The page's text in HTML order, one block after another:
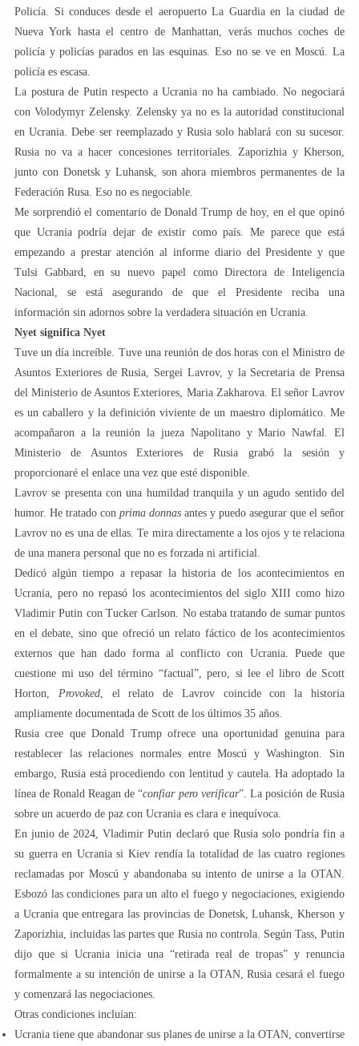
Policía. Si conduces desde el aeropuerto La Guardia en la ciudad de
Nueva York hasta el centro de Manhattan, verás muchos coches de
policía y policías parados en las esquinas. Eso no se ve en Moscú. La
policía es escasa.
La postura de Putin respecto a Ucrania no ha cambiado. No negociará
con Volodymyr Zelensky. Zelensky ya no es la autoridad constitucional
en Ucrania. Debe ser reemplazado y Rusia solo hablará con su sucesor.
Rusia no va a hacer concesiones territoriales. Zaporizhia y Kherson,
junto con Donetsk y Luhansk, son ahora miembros permanentes de la
Federación Rusa. Eso no es negociable.
Me sorprendió el comentario de Donald Trump de hoy, en el que opinó
que Ucrania podría dejar de existir como país. Me parece que está
empezando a prestar atención al informe diario del Presidente y que
Tulsi Gabbard, en su nuevo papel como Directora de Inteligencia
Nacional, se está asegurando de que el Presidente reciba una
información sin adornos sobre la verdadera situación en Ucrania.
Nyet significa Nyet
Tuve un día increíble. Tuve una reunión de dos horas con el Ministro de
Asuntos Exteriores de Rusia, Sergei Lavrov, y la Secretaria de Prensa
del Ministerio de Asuntos Exteriores, Maria Zakharova. El señor Lavrov
es un caballero y la definición viviente de un maestro diplomático. Me
acompañaron a la reunión la jueza Napolitano y Mario Nawfal. El
Ministerio de Asuntos Exteriores de Rusia grabó la sesión y
proporcionaré el enlace una vez que esté disponible.
Lavrov se presenta con una humildad tranquila y un agudo sentido del
humor. He tratado con prima donnas antes y puedo asegurar que el señor
Lavrov no es una de ellas. Te mira directamente a los ojos y te relaciona
de una manera personal que no es forzada ni artificial.
Dedicó algún tiempo a repasar la historia de los acontecimientos en
Ucrania, pero no repasó los acontecimientos del siglo XIII como hizo
Vladimir Putin con Tucker Carlson. No estaba tratando de sumar puntos
en el debate, sino que ofreció un relato fáctico de los acontecimientos
externos que han dado forma al conflicto con Ucrania. Puede que
cuestione mi uso del término “factual”, pero, si lee el libro de Scott
Horton, Provoked, el relato de Lavrov coincide con la historia
ampliamente documentada de Scott de los últimos 35 años.
Rusia cree que Donald Trump ofrece una oportunidad genuina para
restablecer las relaciones normales entre Moscú y Washington. Sin
embargo, Rusia está procediendo con lentitud y cautela. Ha adoptado la
línea de Ronald Reagan de “confiarpero verificar”. La posición de Rusia
sobre un acuerdo de paz con Ucrania es clara e inequívoca.
En junio de 2024, Vladimir Putin declaró que Rusia solo pondría fin a
su guerra en Ucrania si Kiev rendía la totalidad de las cuatro regiones
reclamadas por Moscú y abandonaba su intento de unirse a la OTAN.
Esbozó las condiciones para un alto el fuego y negociaciones, exigiendo
a Ucrania que entregara las provincias de Donetsk, Luhansk, Kherson y
Zaporizhia, incluidas las partes que Rusia no controla. Según Tass, Putin
dijo que si Ucrania inicia una “retirada real de tropas” y renuncia
formalmente a su intención de unirse a la OTAN, Rusia cesará el fuego
y comenzará las negociaciones.
Otras condiciones incluían:
Ucrania tiene que abandonar sus planes de unirse a la OTAN, convertirse